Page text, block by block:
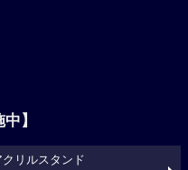
】
クリルスタンド